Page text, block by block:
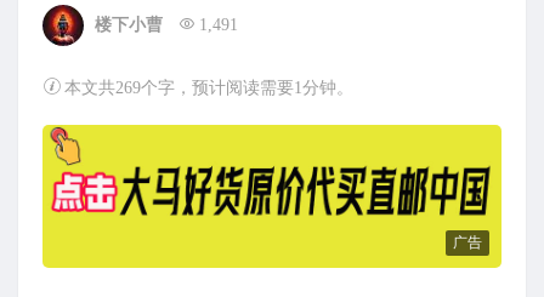
楼下小曹 1,491
本文共269个字，预计阅读需要1分钟。
广告